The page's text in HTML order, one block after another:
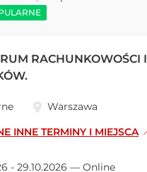
RACHUNKOWOŚCI I
Warszawa
INNE TERMINY I MIEJSCA
- 29.10.2026 — Online